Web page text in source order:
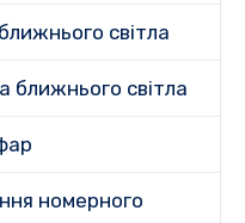
світла
ближнього світла
номерного